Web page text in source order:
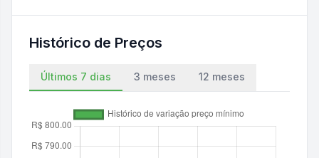
Histórico de Preços
Últimos 7 dias 3 meses 12 meses